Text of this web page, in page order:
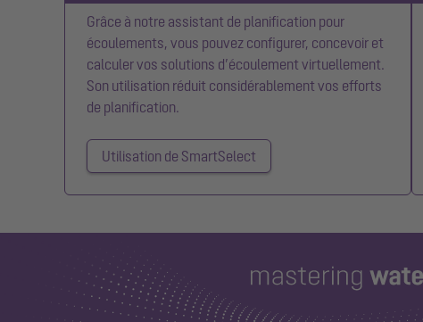
Grâce à notre assistant de planification pour
écoulements, vous pouvez configurer, concevoir et
calculer vos solutions d’écoulement virtuellement.
Son utilisation réduit considérablement vos efforts
de planification.
Utilisation de SmartSelect